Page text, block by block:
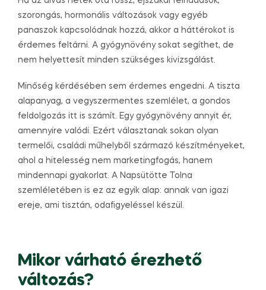
szorongás, hormonális változások vagy egyéb
panaszok kapcsolódnak hozzá, akkor a háttérokot is
érdemes feltárni. A gyógynövény sokat segíthet, de
nem helyettesít minden szükséges kivizsgálást.
Minőség kérdésében sem érdemes engedni. A tiszta
alapanyag, a vegyszermentes szemlélet, a gondos
feldolgozás itt is számít. Egy gyógynövény annyit ér,
amennyire valódi. Ezért választanak sokan olyan
termelői, családi műhelyből származó készítményeket,
ahol a hitelesség nem marketingfogás, hanem
mindennapi gyakorlat. A Napsütötte Tolna
szemléletében is ez az egyik alap: annak van igazi
ereje, ami tisztán, odafigyeléssel készül.
Mikor várható érezhető
változás?